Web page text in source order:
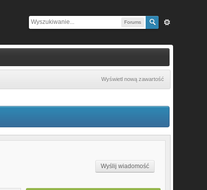
Forums
Wyświetl nową zawartość
Wyślij wiadomość